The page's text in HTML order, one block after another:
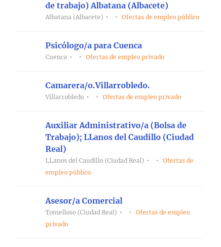
de trabajo) Albatana (Albacete)
Albatana (Albacete) Ofertas de empleo público
Psicólogo/a para Cuenca
Cuenca Ofertas de empleo privado
Camarera/o.Villarrobledo.
Villarrobledo Ofertas de empleo privado
Auxiliar Administrativo/a (Bolsa de
Trabajo); LLanos del Caudillo (Ciudad
Real)
LLanos del Caudillo (Ciudad Real)
Ofertas de
empleo público
Asesor/a Comercial
Tomelloso (Ciudad Real)
Ofertas de empleo
privado